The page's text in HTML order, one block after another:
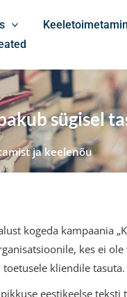
sügisel
ja keelenõu
kogeda kampaania
kes ei
kliendile tasuta.
eestikeelse